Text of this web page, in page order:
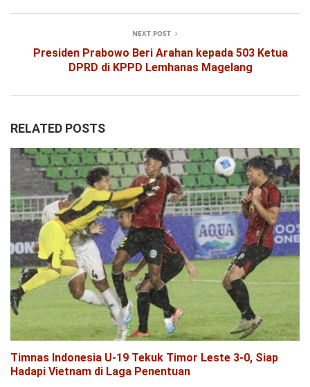
NEXT POST
Presiden Prabowo Beri Arahan kepada 503 Ketua
DPRD di KPPD Lemhanas Magelang
RELATED POSTS
Timnas Indonesia U-19 Tekuk Timor Leste 3-0, Siap
Hadapi Vietnam di Laga Penentuan